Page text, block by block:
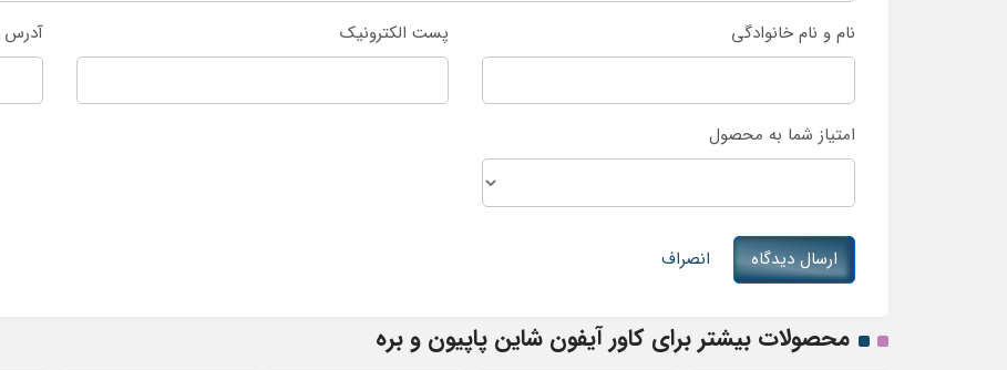
نام و نام خانوادگی پست الکترونیک
امتیاز شما به محصول
ارسال دیدگاه انصراف
محصولات بیشتر برای کاور آیفون شاین پاپیون و بره